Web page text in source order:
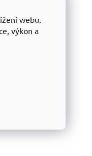
webu.
výkon a